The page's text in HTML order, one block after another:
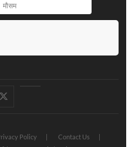
मौसम
Policy
Contact Us